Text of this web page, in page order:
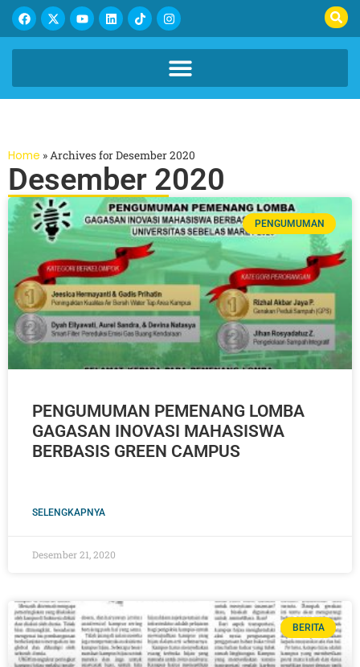
Home » Archives for Desember 2020
Desember 2020
PENGUMUMAN
PENGUMUMAN PEMENANG LOMBA
GAGASAN INOVASI MAHASISWA
BERBASIS GREEN CAMPUS
SELENGKAPNYA
Desember 21, 2020
BERITA